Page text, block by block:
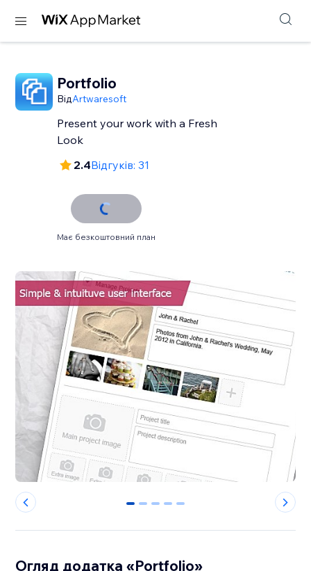
Portfolio
ВідArtwaresoft
Present your work with a Fresh
Look
2.4Відгуків: 31
Має безкоштовний план
0 1 2 3 4
Огляд додатка «Portfolio»